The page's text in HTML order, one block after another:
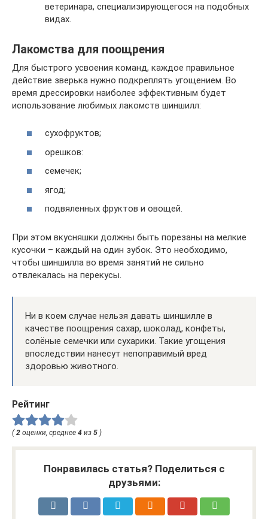
ветеринара, специализирующегося на подобных
видах.
Лакомства для поощрения
Для быстрого усвоения команд, каждое правильное
действие зверька нужно подкреплять угощением. Во
время дрессировки наиболее эффективным будет
использование любимых лакомств шиншилл:
сухофруктов;
орешков:
семечек;
ягод;
подвяленных фруктов и овощей.
При этом вкусняшки должны быть порезаны на мелкие
кусочки – каждый на один зубок. Это необходимо,
чтобы шиншилла во время занятий не сильно
отвлекалась на перекусы.
Ни в коем случае нельзя давать шиншилле в
качестве поощрения сахар, шоколад, конфеты,
солёные семечки или сухарики. Такие угощения
впоследствии нанесут непоправимый вред
здоровью животного.
Рейтинг
(2 оценки, среднее 4 из 5 )
Понравилась статья? Поделиться с
друзьями: